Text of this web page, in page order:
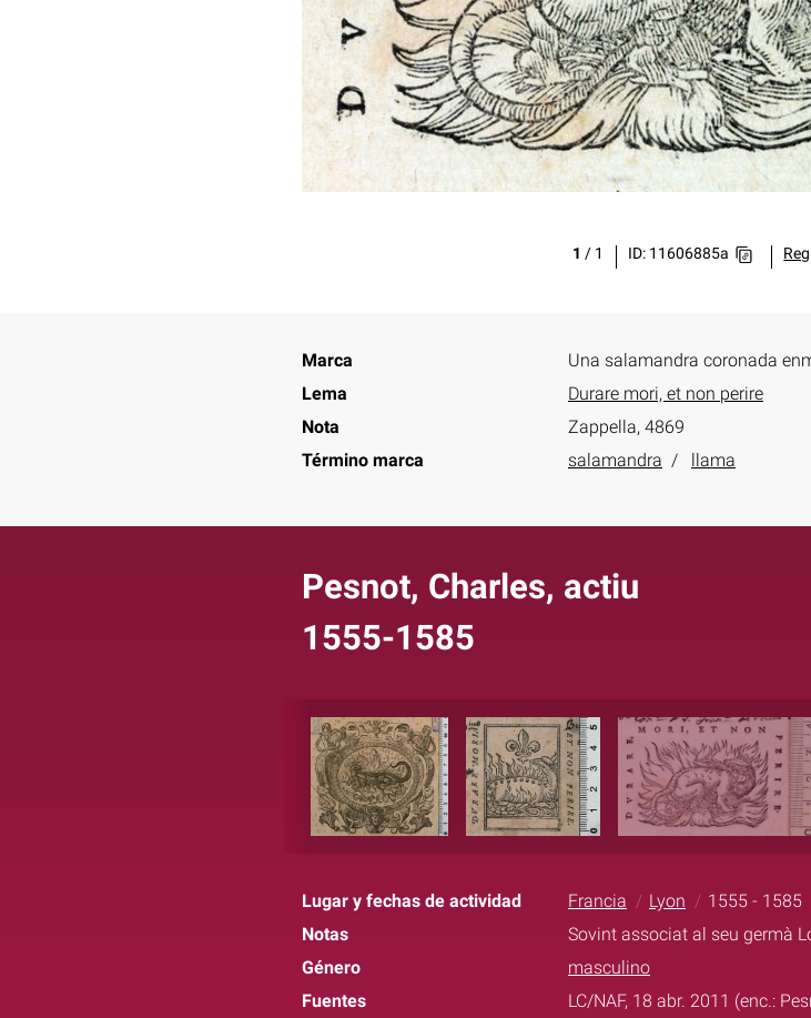
1 / 1 ID: 11606885a
Marca
Una salamandra coronada
Lema
Durare mori, et non perire
Nota
Zappella, 4869
Término marca
salamandra llama
Pesnot, Charles, actiu
1555-1585
Lugar y fechas de actividad Francia Lyon
1555 - 1585
Notas
Sovint associat al seu germà
Género
masculino
Fuentes
LC/NAF, 18 abr. 2011 (enc.: